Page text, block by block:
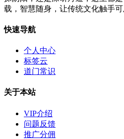
载，智慧随身，让传统文化触手可
快速导航
个人中心
标签云
道门常识
关于本站
VIP介绍
问题反馈
推广分佣